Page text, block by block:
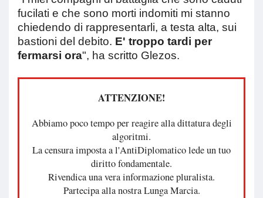
fucilati e che sono morti indomiti mi stanno
chiedendo di rappresentarli, a testa alta, sui
bastioni del debito. E' troppo tardi per
fermarsi ora", ha scritto Glezos.
ATTENZIONE!
Abbiamo poco tempo per reagire alla dittatura degli
algoritmi.
La censura imposta a l'AntiDiplomatico lede un tuo
diritto fondamentale.
Rivendica una vera informazione pluralista.
Partecipa alla nostra Lunga Marcia.